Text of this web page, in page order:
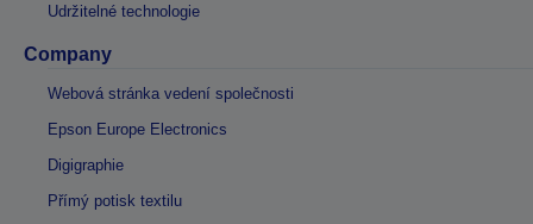
Udržitelné technologie
Company
Webová stránka vedení společnosti
Epson Europe Electronics
Digigraphie
Přímý potisk textilu